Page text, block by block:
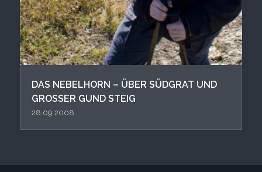
DAS NEBELHORN – ÜBER SÜDGRAT UND
GROSSER GUND STEIG
28.09.2008